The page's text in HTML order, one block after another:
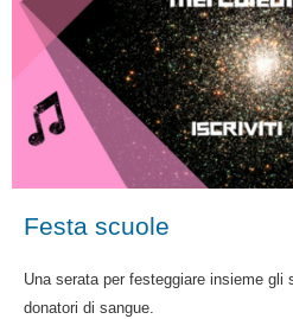
Festa scuole
Una serata per festeggiare insieme gli
donatori di sangue.